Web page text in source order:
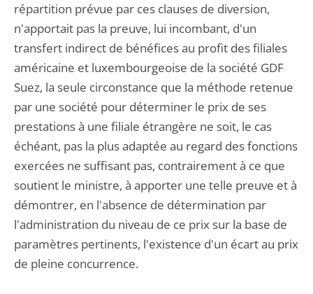
répartition prévue par ces clauses de diversion,
n'apportait pas la preuve, lui incombant, d'un
transfert indirect de bénéfices au profit des filiales
américaine et luxembourgeoise de la société GDF
Suez, la seule circonstance que la méthode retenue
par une société pour déterminer le prix de ses
prestations à une filiale étrangère ne soit, le cas
échéant, pas la plus adaptée au regard des fonctions
exercées ne suffisant pas, contrairement à ce que
soutient le ministre, à apporter une telle preuve et à
démontrer, en l'absence de détermination par
l'administration du niveau de ce prix sur la base de
paramètres pertinents, l'existence d'un écart au prix
de pleine concurrence.